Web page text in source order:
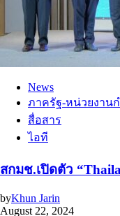
News
ภาครัฐ-หน่วยงาน
สื่อสาร
ไอที
สกมช.เปิดตัว
byKhun Jarin
August 22, 2024